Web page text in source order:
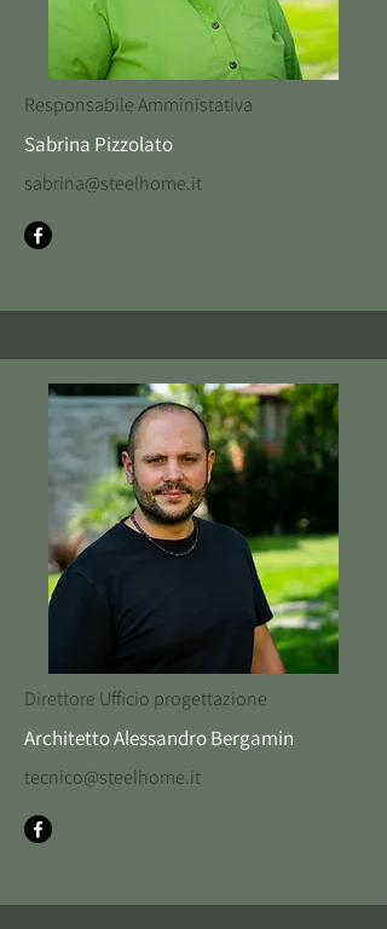
Responsabile Amministativa
Sabrina Pizzolato
sabrina@steelhome.it
Direttore Ufficio progettazione
Architetto Alessandro Bergamin
tecnico@steelhome.it